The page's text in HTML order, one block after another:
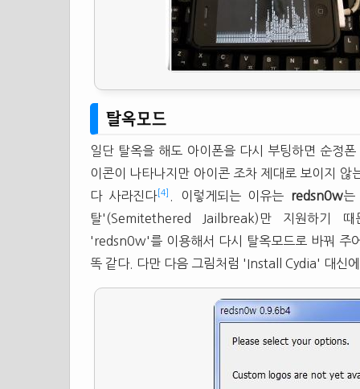
탈옥모드
일단 탈옥을 해도 아이폰을 다시 부팅하면 순정
이콘이 나타나지만 아이콘 조차 제대로 보이지
다 사라진다 [4] . 이렇게되는 이유는 redsn0w는
탈'(Semitethered Jailbreak)만 지원하기
'redsn0w'를 이용해서 다시 탈옥모드로 바꿔 주
똑 같다. 다만 다음 그림처럼 'Install Cydia' 대